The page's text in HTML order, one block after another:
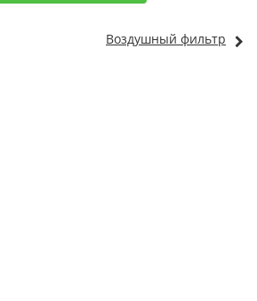
Воздушный фильтр